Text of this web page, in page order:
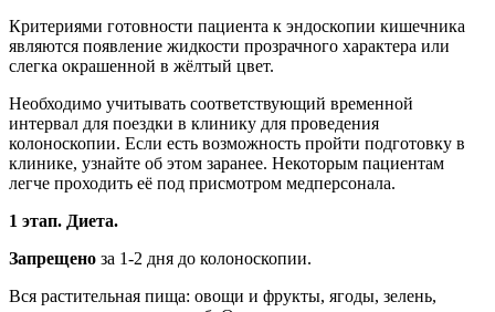
Критериями готовности пациента к эндоскопии кишечника
являются появление жидкости прозрачного характера или
слегка окрашенной в жёлтый цвет.
Необходимо учитывать соответствующий временной
интервал для поездки в клинику для проведения
колоноскопии. Если есть возможность пройти подготовку в
клинике, узнайте об этом заранее. Некоторым пациентам
легче проходить её под присмотром медперсонала.
1 этап. Диета.
Запрещено за 1-2 дня до колоноскопии.
Вся растительная пища: овощи и фрукты, ягоды, зелень,